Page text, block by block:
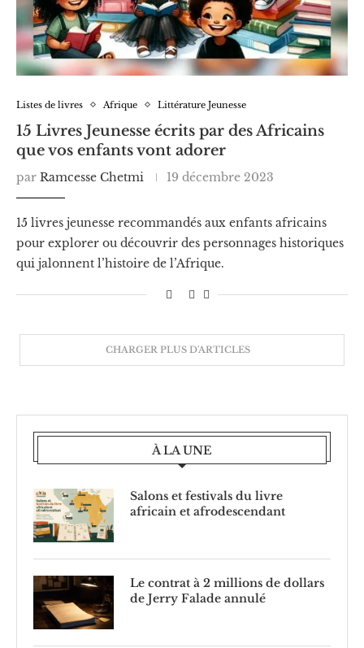
Listes de livres Afrique Littérature Jeunesse
15 Livres Jeunesse écrits par des Africains
que vos enfants vont adorer
par Ramcesse Chetmi 19 décembre 2023
15 livres jeunesse recommandés aux enfants africains
pour explorer ou découvrir des personnages historiques
qui jalonnent l’histoire de l’Afrique.
CHARGER PLUS D'ARTICLES
À LA UNE
Salons et festivals du livre
africain et afrodescendant
Le contrat à 2 millions de dollars
de Jerry Falade annulé